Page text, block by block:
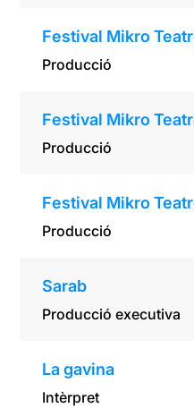
Festival Mikro
Producció
Festival Mikro
Producció
Festival Mikro
Producció
Sarab
Producció executiva
La gavina
Intèrpret